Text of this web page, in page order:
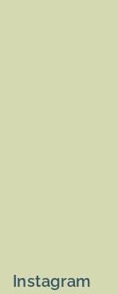
Instagram